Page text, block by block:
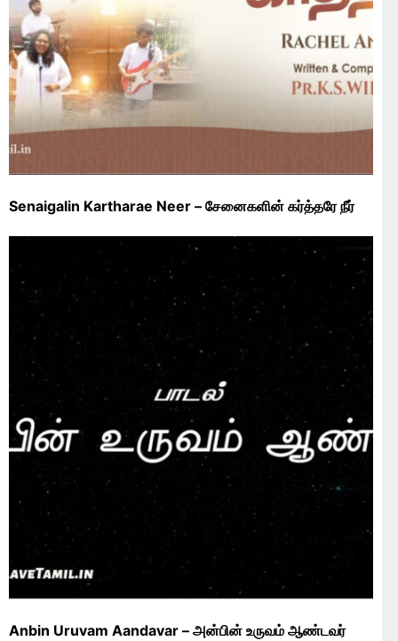
Senaigalin Kartharae Neer – சேனைகளின் கர்த்தரே நீர்
Anbin Uruvam Aandavar – அன்பின் உருவம் ஆண்டவர்